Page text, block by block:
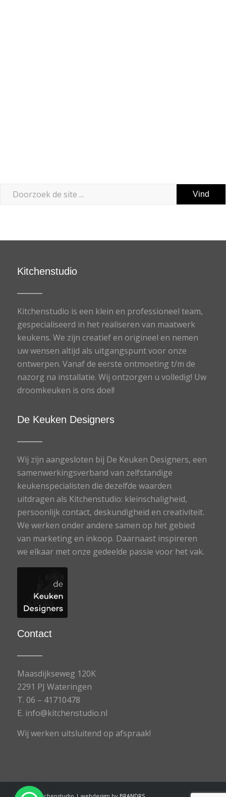
Kitchenstudio
Kitchenstudio is een klein en professioneel team,
gespecialiseerd in het realiseren van maatwerk
keukens. We zijn creatief en origineel en nemen
uw wensen altijd als uitgangspunt voor onze
ontwerpen. Vanaf de eerste ontmoeting t/m de
nazorg na installatie. Wij ontzorgen u volledig! Uw
droomkeuken is ons doel!
De Keuken Designers
Wij zijn aangesloten bij De Keuken Designers, een
samenwerkingsverband van zelfstandige
keukenspecialisten die dezelfde waarden
uitdragen als Kitchenstudio: kleinschaligheid,
persoonlijk contact, deskundigheid en creativiteit.
We werken onder andere samen op het gebied
van marketing en inkoop. Daarnaast inspireren
we elkaar met onze gedeelde passie voor het vak.
Contact
Maasdijkseweg 120K
2291 PJ Wateringen
T. 06 – 41710478
E. info@kitchenstudio.nl
Wij werken uitsluitend op afspraak!